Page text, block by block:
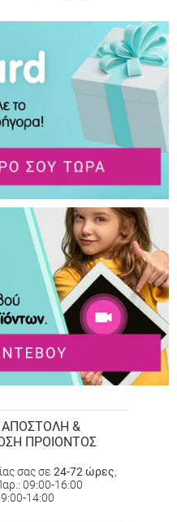
&
ΠΡΟΙΟΝΤΟΣ
σας σε 24-72 ώρες,
09:00-16:00
14:00